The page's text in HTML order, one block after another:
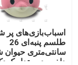
اسباب‌بازی‌های پر
طلسم پنبه‌ای 26
سانتی‌متری حیوان
دلفین دوستدار